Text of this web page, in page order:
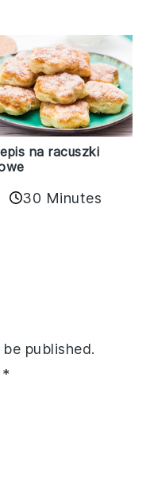
na racuszki
30 Minutes
published.
*